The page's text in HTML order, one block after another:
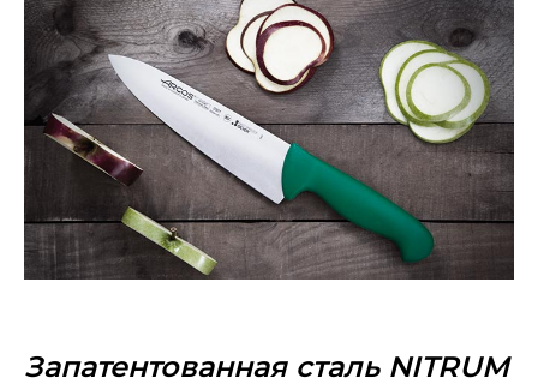
Запатентованная сталь NITRUM